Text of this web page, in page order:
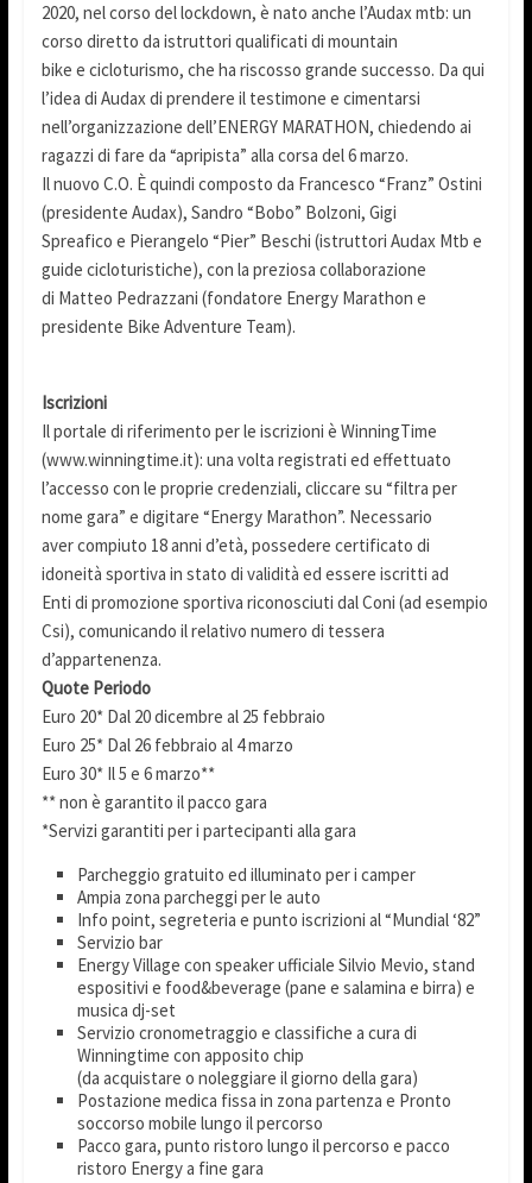
2020, nel corso del lockdown, è nato anche l’Audax mtb: un
corso diretto da istruttori qualificati di mountain
bike e cicloturismo, che ha riscosso grande successo. Da qui
l’idea di Audax di prendere il testimone e cimentarsi
nell’organizzazione dell’ENERGY MARATHON, chiedendo ai
ragazzi di fare da “apripista” alla corsa del 6 marzo.
Il nuovo C.O. È quindi composto da Francesco “Franz” Ostini
(presidente Audax), Sandro “Bobo” Bolzoni, Gigi
Spreafico e Pierangelo “Pier” Beschi (istruttori Audax Mtb e
guide cicloturistiche), con la preziosa collaborazione
di Matteo Pedrazzani (fondatore Energy Marathon e
presidente Bike Adventure Team).
Iscrizioni
Il portale di riferimento per le iscrizioni è WinningTime
(www.winningtime.it): una volta registrati ed effettuato
l’accesso con le proprie credenziali, cliccare su “filtra per
nome gara” e digitare “Energy Marathon”. Necessario
aver compiuto 18 anni d’età, possedere certificato di
idoneità sportiva in stato di validità ed essere iscritti ad
Enti di promozione sportiva riconosciuti dal Coni (ad esempio
Csi), comunicando il relativo numero di tessera
d’appartenenza.
Quote Periodo
Euro 20* Dal 20 dicembre al 25 febbraio
Euro 25* Dal 26 febbraio al 4 marzo
Euro 30* Il 5 e 6 marzo**
** non è garantito il pacco gara
*Servizi garantiti per i partecipanti alla gara
Parcheggio gratuito ed illuminato per i camper
Ampia zona parcheggi per le auto
Info point, segreteria e punto iscrizioni al “Mundial ‘82”
Servizio bar
Energy Village con speaker ufficiale Silvio Mevio, stand
espositivi e food&beverage (pane e salamina e birra) e
musica dj-set
Servizio cronometraggio e classifiche a cura di
Winningtime con apposito chip
(da acquistare o noleggiare il giorno della gara)
Postazione medica fissa in zona partenza e Pronto
soccorso mobile lungo il percorso
Pacco gara, punto ristoro lungo il percorso e pacco
ristoro Energy a fine gara